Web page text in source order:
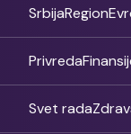
SrbijaRegion
Privreda
Svet rada